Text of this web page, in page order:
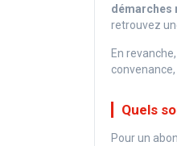
démarches
retrouvez
En
Quels
Pour un